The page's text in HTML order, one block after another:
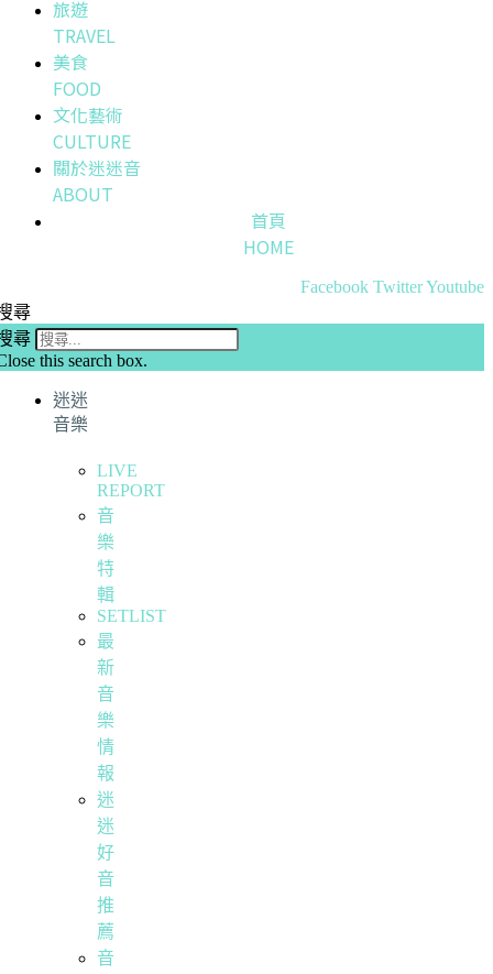
旅遊
TRAVEL
美食
FOOD
文化藝術
CULTURE
關於迷迷音
ABOUT
首頁
HOME
Facebook TwitterYoutube
尋
尋
this search box.
迷迷
音樂
LIVE
REPORT
音
樂
特
輯
SETLIST
最
新
音
樂
情
報
迷
迷
好
音
推
薦
音